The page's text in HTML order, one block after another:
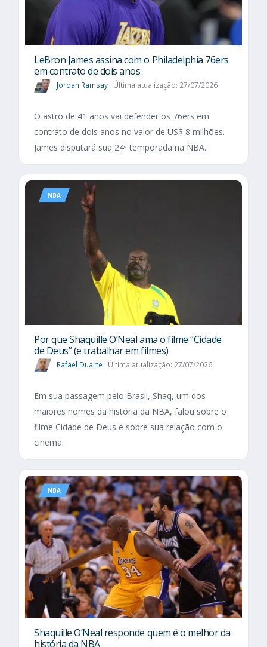
LeBron James assina com o Philadelphia 76ers
em contrato de dois anos
Jordan Ramsay Última atualização: 27/07/2026
O astro de 41 anos vai defender os 76ers em
contrato de dois anos no valor de US$ 8 milhões.
James disputará sua 24ª temporada na NBA.
NBA
Por que Shaquille O’Neal ama o filme “Cidade
de Deus” (e trabalhar em filmes)
Rafael Duarte Última atualização: 27/07/2026
Em sua passagem pelo Brasil, Shaq, um dos
maiores nomes da história da NBA, falou sobre o
filme Cidade de Deus e sobre sua relação com o
cinema.
NBA
Shaquille O’Neal responde quem é o melhor da
história da NBA